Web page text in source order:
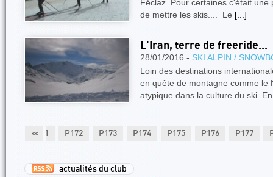
Féclaz. Pour certaines c'était
de mettre les skis.... Le [...]
L'Iran, terre de freeride...
28/01/2016 - SKI ALPIN /
Loin des destinations
en quête de montagne comme le
atypique dans la culture du ski.
<<
P171 P172 P173 P174 P175 P176 P177
actualités du club